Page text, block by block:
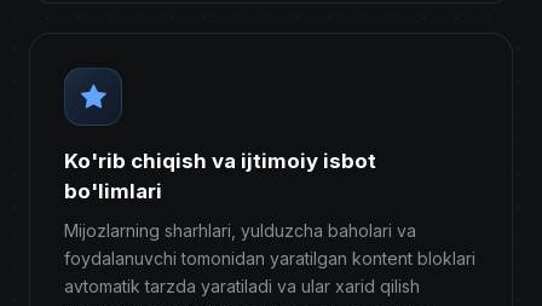
Ko'rib chiqish va ijtimoiy isbot
bo'limlari
Mijozlarning sharhlari, yulduzcha baholari va
foydalanuvchi tomonidan yaratilgan kontent bloklari
avtomatik tarzda yaratiladi va ular xarid qilish